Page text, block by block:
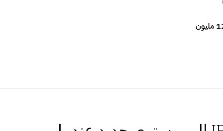
تخدم Lufthansa.com ما يصل إلى 12 مليون